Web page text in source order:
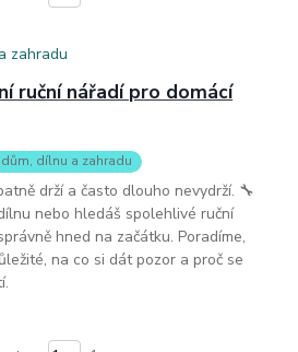
ruční nářadí pro domácí
dílnu a zahradu
drží a často dlouho nevydrží. 🔧
nebo hledáš spolehlivé ruční
hned na začátku. Poradíme,
na co si dát pozor a proč se